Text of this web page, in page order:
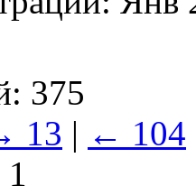
375
13 | ← 104